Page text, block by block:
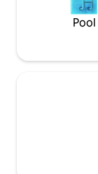
Pool